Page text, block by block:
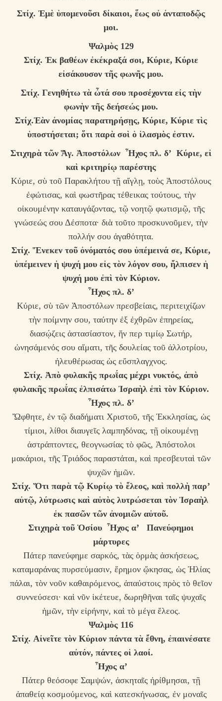
Στίχ. Ἐμὲ ὑπομενοῦσι δίκαιοι, ἕως οὐ ἀνταποδῷς
μοι.
Ψαλμὸς 129
Στίχ. Ἐκ βαθέων ἐκέκραξά σοι, Κύριε, Κύριε
εἰσάκουσον τῆς φωνῆς μου.
Στίχ. Γενηθήτω τὰ ὦτά σου προσέχοντα εἰς τὴν
φωνὴν τῆς δεήσεώς μου.
Στίχ.Ἐὰν ἀνομίας παρατηρήσῃς, Κύριε, Κύριε τὶς
ὑποστήσεται; ὅτι παρὰ σοὶ ὁ ἱλασμὸς ἐστιν.
Στιχηρὰ τῶν Ἅγ. Ἀποστόλων Ἦχος πλ. δ’ Κύριε, εἰ
καὶ κριτηρίῳ παρέστης
Κύριε, σὺ τοῦ Παρακλήτου τῇ αἴγλῃ, τοὺς Ἀποστόλους
ἐφώτισας, καὶ φωστῆρας τέθεικας τούτους, τὴν
οἰκουμένην καταυγάζοντας, τῷ νοητῷ φωτισμῷ, τῆς
γνώσεώς σου Δέσποτα· διὰ τοῦτο προσκυνοῦμεν, τὴν
πολλήν σου ἀγαθότητα.
Στίχ. Ἕνεκεν τοῦ ὀνόματός σου ὑπέμεινά σε, Κύριε,
ὑπέμεινεν ἡ ψυχή μου εἰς τὸν λόγον σου, ἤλπισεν ἡ
ψυχή μου ἐπὶ τὸν Κύριον.
Ἦχος πλ. δ’
Κύριε, σὺ τῶν Ἀποστόλων πρεσβείαις, περιτειχίζων
τὴν ποίμνην σου, ταύτην ἐξ ἐχθρῶν ἐπηρείας,
διασῴζεις ἀστασίαστον, ἥν περ τιμίῳ Σωτήρ,
ὠνησάμενός σου αἵματι, τῆς δουλείας τοῦ ἀλλοτρίου,
ἠλευθέρωσας ὡς εὔσπλαγχνος.
Στίχ. Ἀπὸ φυλακῆς πρωΐας μέχρι νυκτός, ἀπὸ
φυλακῆς πρωΐας ἐλπισάτω Ἰσραὴλ ἐπὶ τὸν Κύριον.
Ἦχος πλ. δ’
Ὤφθητε, ἐν τῷ διαδήματι Χριστοῦ, τῆς Ἐκκλησίας, ὡς
τίμιοι, λίθοι διαυγεῖς λαμπηδόνας, τῇ οἰκουμένῃ
ἀστράπτοντες, θεογνωσίας τὸ φῶς, Ἀπόστολοι
μακάριοι, τῆς Τριάδος παραστάται, καὶ πρεσβευταὶ τῶν
ψυχῶν ἡμῶν.
Στίχ. Ὅτι παρὰ τῷ Κυρίῳ τὸ ἔλεος, καὶ πολλὴ παρ’
αὐτῷ, λύτρωσις καὶ αὐτὸς λυτρώσεται τὸν Ἰσραὴλ
ἐκ πασῶν τῶν ἀνομιῶν αὐτοῦ.
Στιχηρὰ τοῦ Ὁσίου Ἦχος α’ Πανεύφημοι
μάρτυρες
Πάτερ πανεύφημε σαρκός, τὰς ὁρμὰς ἀσκήσεως,
καταμαράνας πυρσεύμασιν, ἔρημον ᾤκησας, ὡς Ἠλίας
πάλαι, τὸν νοῦν καθαιρόμενος, ἀπαύστοις πρὸς τὸ θεῖον
συννεύσεσι· καὶ νῦν ἱκέτευε, δωρηθῆναι ταῖς ψυχαῖς
ἡμῶν, τὴν εἰρήνην, καὶ τὸ μέγα ἔλεος.
Ψαλμὸς 116
Στίχ. Αἰνεῖτε τὸν Κύριον πάντα τὰ ἔθνη, ἐπαινέσατε
αὐτόν, πάντες οἱ λαοί.
Ἦχος α’
Πάτερ θεόσοφε Σαμψών, ἀσκηταῖς ἠρίθμησαι, τῇ
ἀπαθείᾳ κοσμούμενος, καὶ κατεσκήνωσας, ἐν μοναῖς